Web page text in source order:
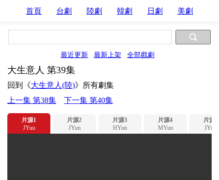
首頁 台劇 陸劇 韓劇 日劇 美劇
最近更新 最新上架 全部戲劇
大生意人 第39集
回到《大生意人(陸)》所有劇集
上一集 第38集
下一集 第40集
片源1
JYun
片源2
JYun
片源3
HYun
片源4
MYun
片源5
IYun